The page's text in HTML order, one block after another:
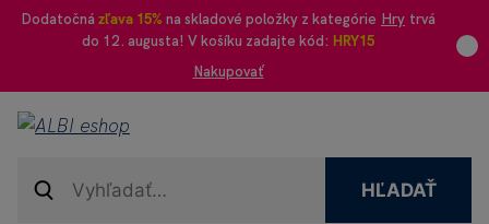
Dodatočná zľava 15% na skladové položky z kategórie Hry trvá
do 12. augusta! V košíku zadajte kód: HRY15
Nakupovať
HĽADAŤ